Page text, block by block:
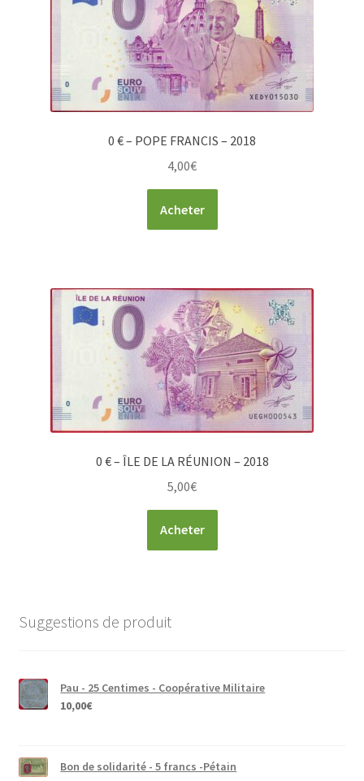
0 € – POPE FRANCIS – 2018
4,00€
Acheter
0 € – ÎLE DE LA RÉUNION – 2018
5,00€
Acheter
Suggestions de produit
Pau - 25 Centimes - Coopérative Militaire
10,00€
Bon de solidarité - 5 francs -Pétain